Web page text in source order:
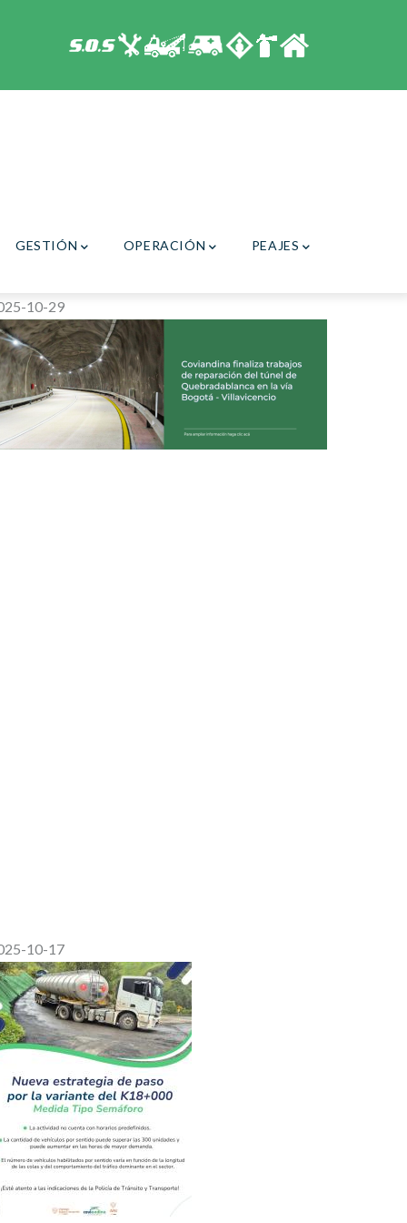
GESTIÓN OPERACIÓN PEAJES
10-29
10-17